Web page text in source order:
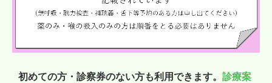
初めての方・診察券のない方も利用できます。 診療案